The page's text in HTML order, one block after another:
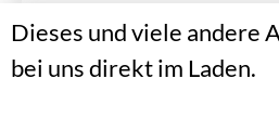
Dieses und viele andere
bei uns direkt im Laden.